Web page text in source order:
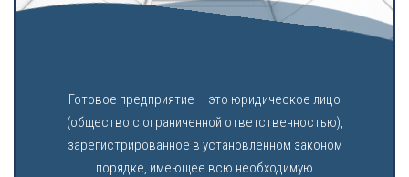
Готовое предприятие – это юридическое лицо
(общество с ограниченной ответственностью),
зарегистрированное в установленном законом
порядке, имеющее всю необходимую